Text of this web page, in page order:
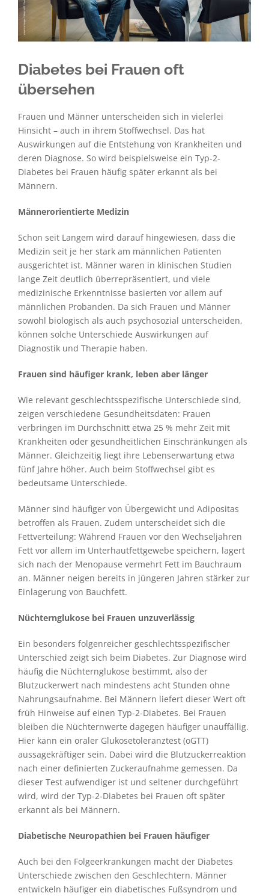
Diabetes bei Frauen oft
übersehen
Frauen und Männer unterscheiden sich in vielerlei
Hinsicht – auch in ihrem Stoffwechsel. Das hat
Auswirkungen auf die Entstehung von Krankheiten und
deren Diagnose. So wird beispielsweise ein Typ-2-
Diabetes bei Frauen häufig später erkannt als bei
Männern.
Männerorientierte Medizin
Schon seit Langem wird darauf hingewiesen, dass die
Medizin seit je her stark am männlichen Patienten
ausgerichtet ist. Männer waren in klinischen Studien
lange Zeit deutlich überrepräsentiert, und viele
medizinische Erkenntnisse basierten vor allem auf
männlichen Probanden. Da sich Frauen und Männer
sowohl biologisch als auch psychosozial unterscheiden,
können solche Unterschiede Auswirkungen auf
Diagnostik und Therapie haben.
Frauen sind häufiger krank, leben aber länger
Wie relevant geschlechtsspezifische Unterschiede sind,
zeigen verschiedene Gesundheitsdaten: Frauen
verbringen im Durchschnitt etwa 25 % mehr Zeit mit
Krankheiten oder gesundheitlichen Einschränkungen als
Männer. Gleichzeitig liegt ihre Lebenserwartung etwa
fünf Jahre höher. Auch beim Stoffwechsel gibt es
bedeutsame Unterschiede.
Männer sind häufiger von Übergewicht und Adipositas
betroffen als Frauen. Zudem unterscheidet sich die
Fettverteilung: Während Frauen vor den Wechseljahren
Fett vor allem im Unterhautfettgewebe speichern, lagert
sich nach der Menopause vermehrt Fett im Bauchraum
an. Männer neigen bereits in jüngeren Jahren stärker zur
Einlagerung von Bauchfett.
Nüchternglukose bei Frauen unzuverlässig
Ein besonders folgenreicher geschlechtsspezifischer
Unterschied zeigt sich beim Diabetes. Zur Diagnose wird
häufig die Nüchternglukose bestimmt, also der
Blutzuckerwert nach mindestens acht Stunden ohne
Nahrungsaufnahme. Bei Männern liefert dieser Wert oft
früh Hinweise auf einen Typ-2-Diabetes. Bei Frauen
bleiben die Nüchternwerte dagegen häufiger unauffällig.
Hier kann ein oraler Glukosetoleranztest (oGTT)
aussagekräftiger sein. Dabei wird die Blutzuckerreaktion
nach einer definierten Zuckeraufnahme gemessen. Da
dieser Test aufwendiger ist und seltener durchgeführt
wird, wird der Typ-2-Diabetes bei Frauen oft später
erkannt als bei Männern.
Diabetische Neuropathien bei Frauen häufiger
Auch bei den Folgeerkrankungen macht der Diabetes
Unterschiede zwischen den Geschlechtern. Männer
entwickeln häufiger ein diabetisches Fußsyndrom und